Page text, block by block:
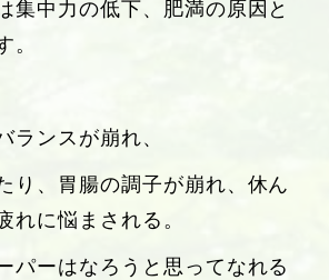
集中力の低下、肥満の原因と
ランスが崩れ、
り、胃腸の調子が崩れ、休ん
れに悩まされる。
パーはなろうと思ってなれる